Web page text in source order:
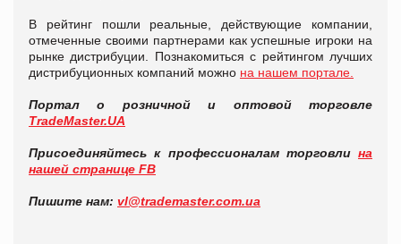
В рейтинг пошли реальные, действующие компании,
отмеченные своими партнерами как успешные игроки на
рынке дистрибуции. Познакомиться с рейтингом лучших
дистрибуционных компаний можно на нашем портале.
Портал о розничной и оптовой торговле
TradeMaster.UA
Присоединяйтесь к профессионалам торговли на
нашей странице FB
Пишите нам: vl@trademaster.com.ua